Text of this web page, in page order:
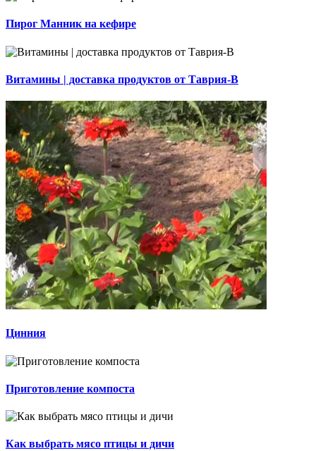
Пирог Манник на кефире
Витамины | доставка продуктов от Таврия-В
Цинния
Приготовление компоста
Как выбрать мясо птицы и дичи